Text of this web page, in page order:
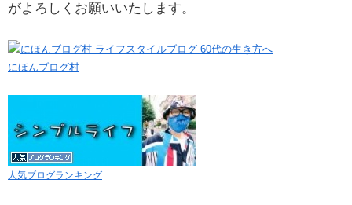
がよろしくお願いいたします。
にほんブログ村
人気ブログランキング